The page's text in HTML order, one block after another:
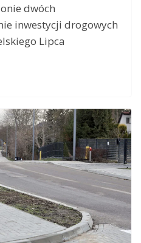
dwóch
inwestycji drogowych
Lipca